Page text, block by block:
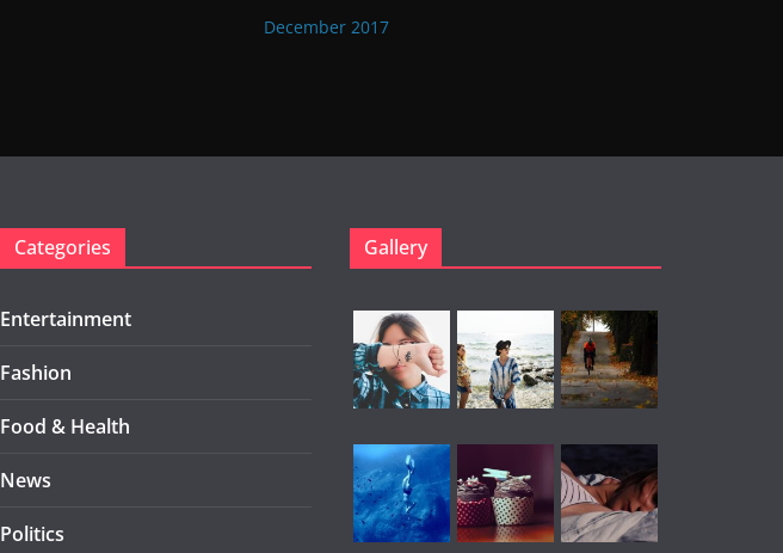
December 2017
Categories
Entertainment
Fashion
Food & Health
News
Politics
Gallery